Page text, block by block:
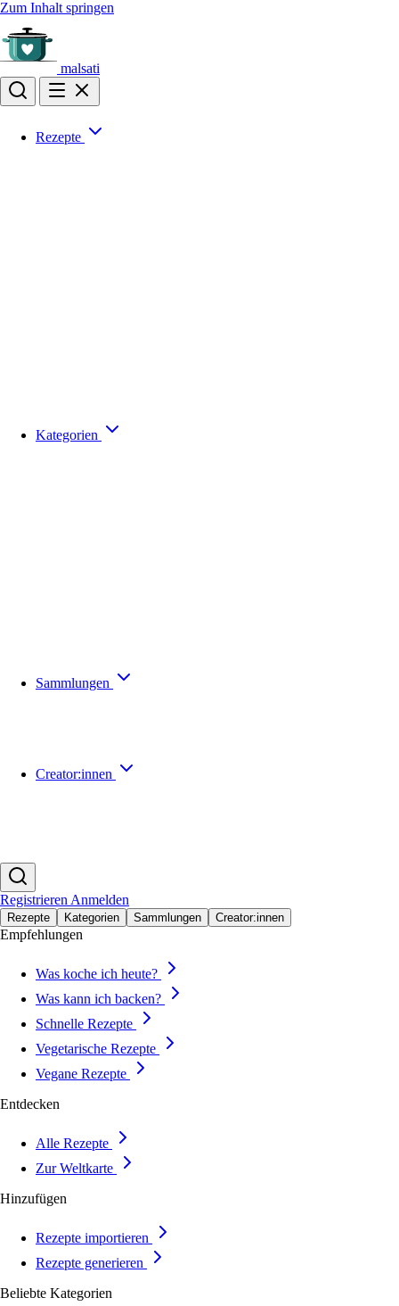
Zum Inhalt springen
malsati
Rezepte
Kategorien
Sammlungen
Creator:innen
Registrieren Anmelden
Rezepte Kategorien Sammlungen Creator:innen
Empfehlungen
Was koche ich heute?
Was kann ich backen?
Schnelle Rezepte
Vegetarische Rezepte
Vegane Rezepte
Entdecken
Alle Rezepte
Zur Weltkarte
Hinzufügen
Rezepte importieren
Rezepte generieren
Beliebte Kategorien